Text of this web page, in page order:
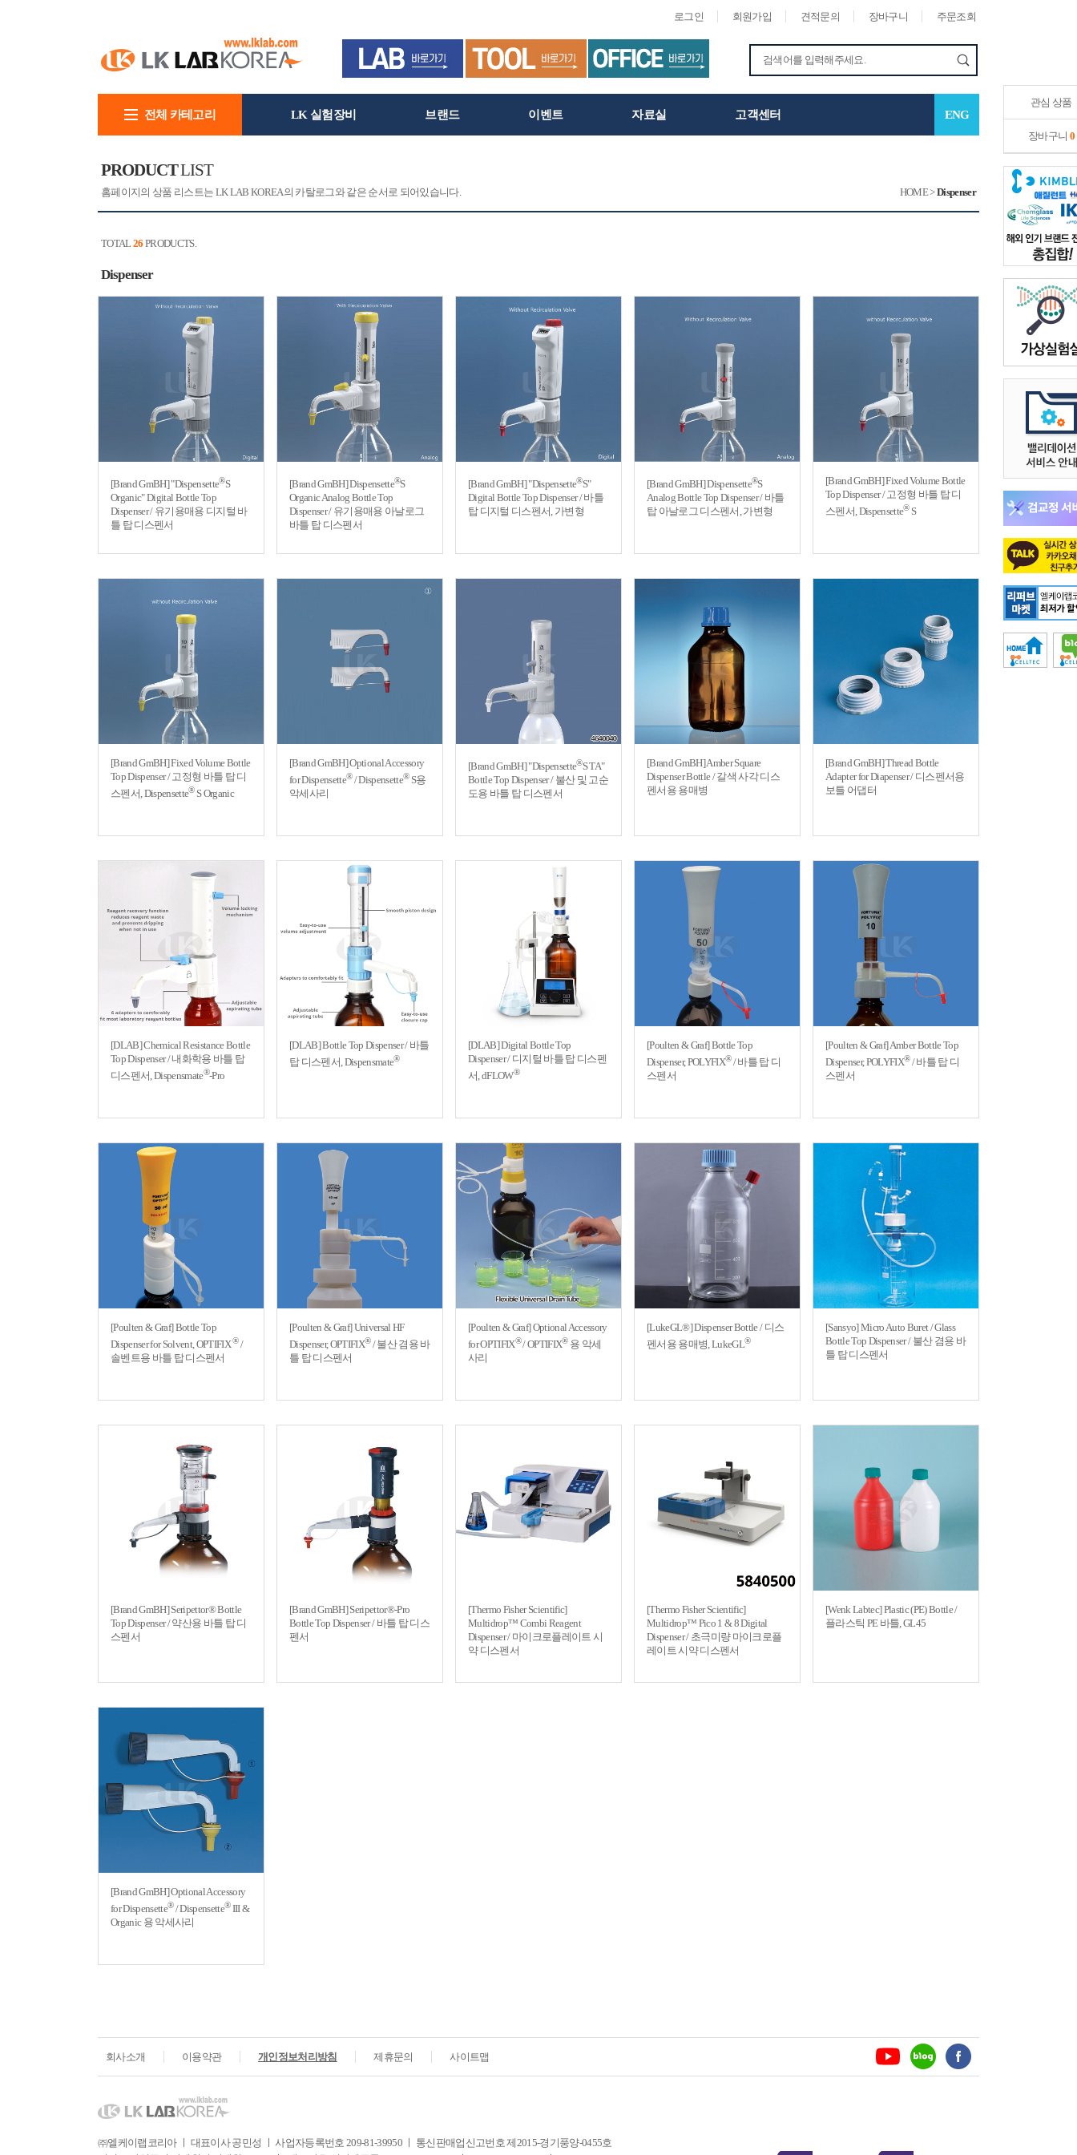
로그인 회원가입 견적문의 장바구니 주문조회
관심 상품
장바구니 0
전체 카테고리 LK 실험장비 브랜드 이벤트 자료실 고객센터 ENG
PRODUCTLIST
홈페이지의 상품 리스트는 LK LAB KOREA의 카탈로그와 같은 순서로 되어있습니다. HOME>Dispenser
TOTAL 26 PRODUCTS.
Dispenser
[Brand GmBH] "Dispensette®S
Organic" Digital Bottle Top
Dispenser / 유기용매용 디지털 바
틀 탑 디스펜서
[Brand GmBH] Dispensette®S
Organic Analog Bottle Top
Dispenser / 유기용매용 아날로그
바틀 탑 디스펜서
[Brand GmBH] "Dispensette®S"
Digital Bottle Top Dispenser / 바틀
탑 디지털 디스펜서, 가변형
[Brand GmBH] Dispensette®S
Analog Bottle Top Dispenser / 바틀
탑 아날로그 디스펜서, 가변형
[Brand GmBH] Fixed Volume Bottle
Top Dispenser / 고정형 바틀 탑 디
스펜서, Dispensette®S
[Brand GmBH] Fixed Volume Bottle
Top Dispenser / 고정형 바틀 탑 디
스펜서, Dispensette®S Organic
[Brand GmBH] Optional Accessory
for Dispensette®/ Dispensette®S용
악세사리
[Brand GmBH] "Dispensette®S TA"
Bottle Top Dispenser / 불산 및 고순
도용 바틀 탑 디스펜서
[Brand GmBH] Amber Square
Dispenser Bottle / 갈색 사각 디스
펜서용 용매병
[Brand GmBH] Thread Bottle
Adapter for Diapenser / 디스펜서용
보틀 어댑터
[DLAB] Chemical Resistance Bottle
Top Dispenser / 내화학용 바틀 탑
디스펜서, Dispensmate®-Pro
[DLAB] Bottle Top Dispenser / 바틀
탑 디스펜서, Dispensmate®
[DLAB] Digital Bottle Top
Dispenser / 디지털 바틀 탑 디스펜
서, dFLOW®
[Poulten & Graf] Bottle Top
Dispenser, POLYFIX®/ 바틀 탑 디
스펜서
[Poulten & Graf] Amber Bottle Top
Dispenser, POLYFIX®/ 바틀 탑 디
스펜서
[Poulten & Graf] Bottle Top
Dispenser for Solvent, OPTIFIX®/
솔벤트용 바틀 탑 디스펜서
[Poulten & Graf] Universal HF
Dispenser, OPTIFIX®/ 불산 겸용 바
틀 탑 디스펜서
[Poulten & Graf] Optional Accessory
for OPTIFIX®/ OPTIFIX®용 악세
사리
[LukeGL®] Dispenser Bottle / 디스
펜서용 용매병, LukeGL®
[Sansyo] Micro Auto Buret / Glass
Bottle Top Dispenser / 불산 겸용 바
틀 탑 디스펜서
[Brand GmBH] Seripettor® Bottle
Top Dispenser / 약산용 바틀 탑 디
스펜서
[Brand GmBH] Seripettor®-Pro
Bottle Top Dispenser / 바틀 탑 디스
펜서
[Thermo Fisher Scientific]
Multidrop™ Combi Reagent
Dispenser / 마이크로플레이트 시
약 디스펜서
[Thermo Fisher Scientific]
Multidrop™ Pico 1 & 8 Digital
Dispenser / 초극미량 마이크로플
레이트 시약 디스펜서
[Wenk Labtec] Plastic (PE) Bottle /
플라스틱 PE 바틀, GL45
[Brand GmBH] Optional Accessory
for Dispensette®/ Dispensette®III &
Organic 용 악세사리
회사소개 이용약관 개인정보처리방침 제휴문의 사이트맵
㈜엘케이랩코리아 ㅣ 대표이사 공민성 ㅣ 사업자등록번호 209-81-39950 ㅣ 통신판매업신고번호 제2015-경기풍양-0455호